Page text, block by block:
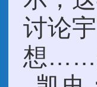
讨论
想……